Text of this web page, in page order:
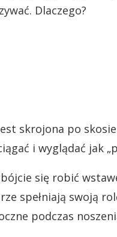
Dlaczego?
skrojona po
i wyglądać jak
się robić
spełniają swoją
podczas